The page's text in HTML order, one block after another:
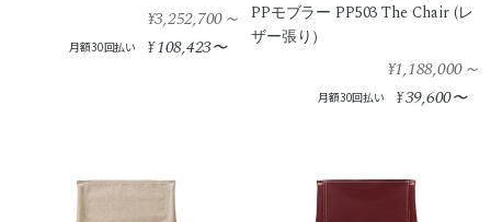
¥3,252,700～
月額30回払い ¥108,423〜
PPモブラー PP503 The Chair (レ
ザー張り）
¥1,188,000～
月額30回払い ¥39,600〜